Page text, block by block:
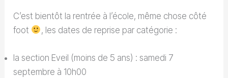
C’est bientôt la rentrée à l’école, même chose côté
foot
, les dates de reprise par catégorie :
la section Eveil (moins de 5 ans) : samedi 7
septembre à 10h00